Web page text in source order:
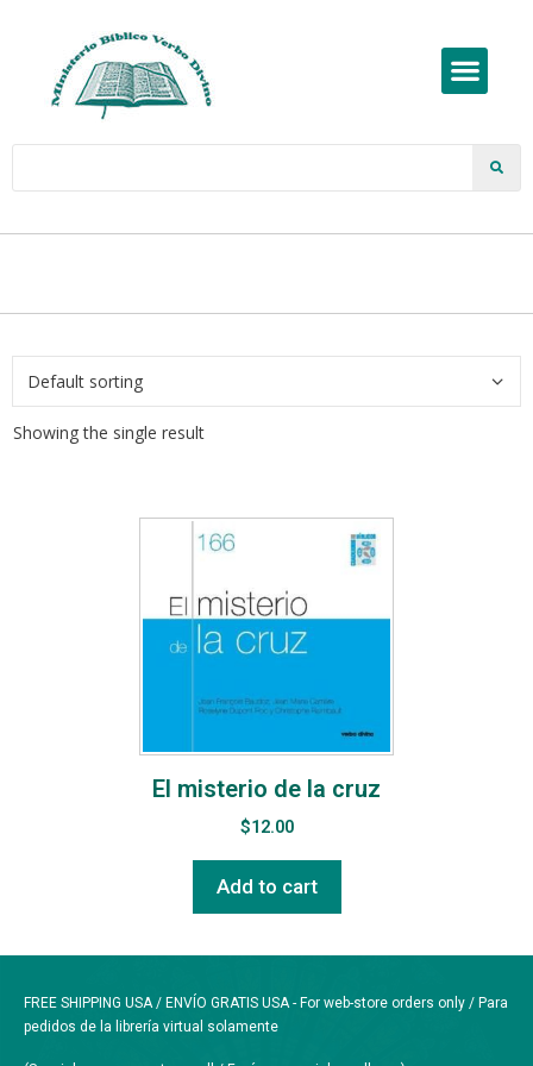
Showing the single result
El misterio de la cruz
$12.00
Add to cart
FREE SHIPPING USA / ENVÍO GRATIS USA - For web-store orders only / Para
pedidos de la librería virtual solamente